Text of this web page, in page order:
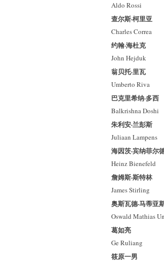
Aldo Rossi
查尔斯·柯里亚
Charles Correa
约翰·海杜克
John Hejduk
翁贝托·里瓦
Umberto Riva
巴克里希纳·多西
Balkrishna Doshi
朱利安·兰彭斯
Juliaan Lampens
海因茨·宾纳菲尔
Heinz Bienefeld
詹姆斯·斯特林
James Stirling
奥斯瓦德·马蒂亚
Oswald Mathias
葛如亮
Ge Ruliang
筱原一男